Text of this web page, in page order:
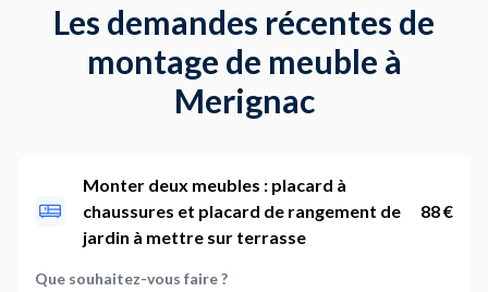
Les demandes récentes de
montage de meuble à
Merignac
Monter deux meubles : placard à
chaussures et placard de rangement de
jardin à mettre sur terrasse
88 €
Que souhaitez-vous faire ?